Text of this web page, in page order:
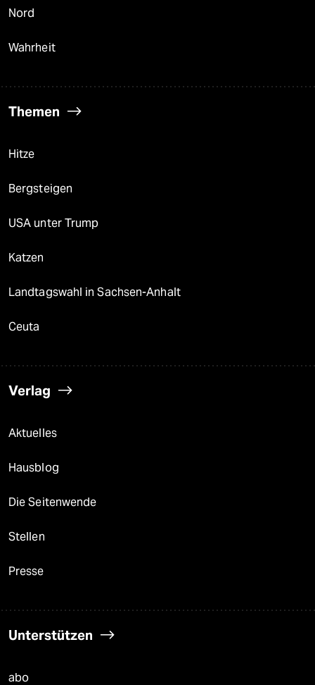
Nord
Wahrheit
Themen
Hitze
Bergsteigen
USA unter Trump
Katzen
Landtagswahl in Sachsen-Anhalt
Ceuta
Verlag
Aktuelles
Hausblog
Die Seitenwende
Stellen
Presse
Unterstützen
abo